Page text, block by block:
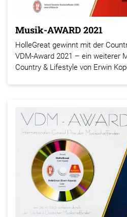
Musik-AWARD 2021
HolleGreat gewinnt mit der
VDM-Award 2021 – ein weiterer
Country & Lifestyle von Erwin